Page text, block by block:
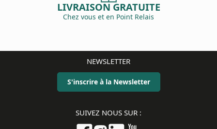
LIVRAISON GRATUITE
Chez vous et en Point Relais
NEWSLETTER
S'inscrire à la Newsletter
SUIVEZ NOUS SUR :